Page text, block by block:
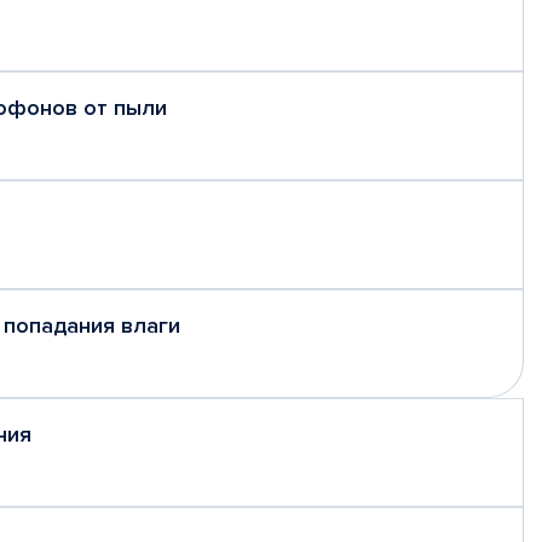
от пыли
влаги